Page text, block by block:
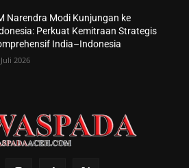
Narendra Modi Kunjungan ke
Perkuat Kemitraan Strategis
India–Indonesia
2026